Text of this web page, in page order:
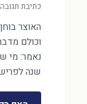
כתיבת תגובה
האוצר
וכולם
שנה